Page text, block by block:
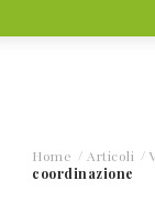
Home Articoli
coordinazione